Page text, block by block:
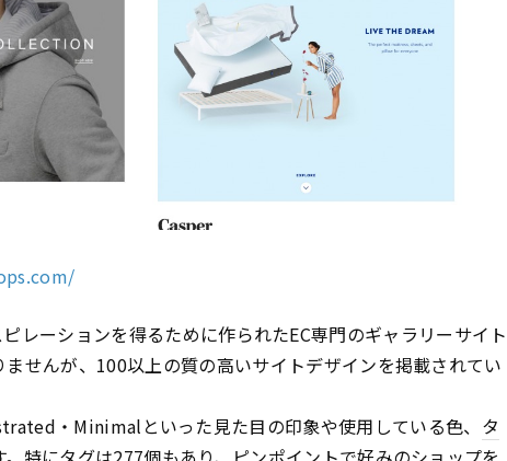
レーションを得るために作られたEC専門のギャラリーサイト
せんが、100以上の質の高いサイトデザインを掲載されてい
・Minimalといった見た目の印象や使用している色、 タ